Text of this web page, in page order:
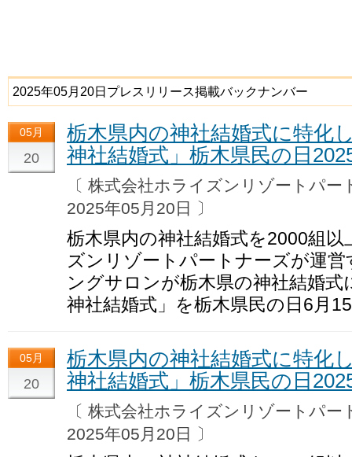
2025年05月20日プレスリリース掲載バックナンバー
05月
20
栃木県内の神社結婚式に特化
神社結婚式」栃木県民の日
〔 株式会社ホライズンリゾートパ
2025年05月20日 〕
栃木県内の神社結婚式を2000組
ズンリゾートパートナーズが運
ングサロンが栃木県の神社結婚
神社結婚式」を栃木県民の日6月
05月
20
栃木県内の神社結婚式に特化
神社結婚式」栃木県民の日
〔 株式会社ホライズンリゾートパ
2025年05月20日 〕